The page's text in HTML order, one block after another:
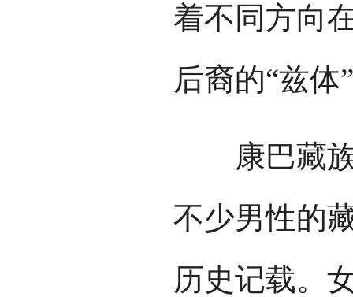
着不同方向
后裔的“兹体
康巴藏族
不少男性的
历史记载。